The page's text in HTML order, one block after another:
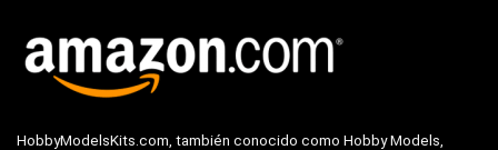
HobbyModelsKits.com, también conocido como Hobby Models,